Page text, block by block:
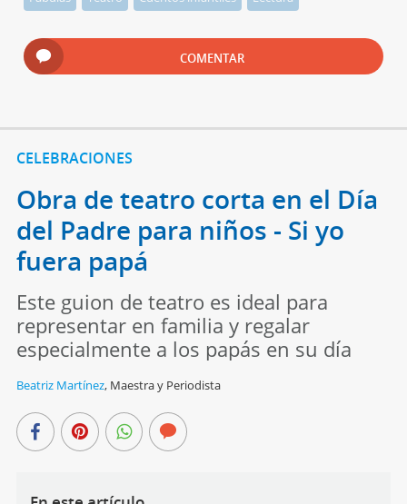
COMENTAR
CELEBRACIONES
Obra de teatro corta en el Día
del Padre para niños - Si yo
fuera papá
Este guion de teatro es ideal para
representar en familia y regalar
especialmente a los papás en su día
Beatriz Martínez, Maestra y Periodista